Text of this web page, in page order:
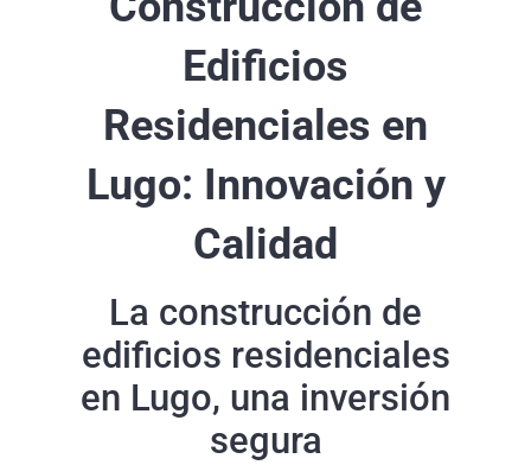
Edificios
Residenciales en
Lugo: Innovación y
Calidad
La construcción de
edificios residenciales
en Lugo, una inversión
segura